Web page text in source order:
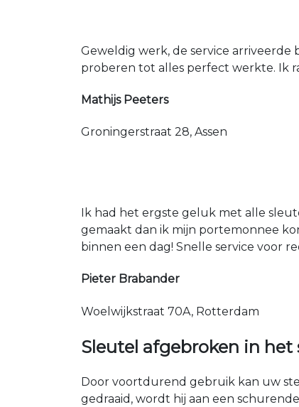
Geweldig werk, de service
proberen tot alles perfect werkte. Ik
Mathijs Peeters
Groningerstraat 28, Assen
Ik had het ergste geluk met alle
gemaakt dan ik mijn portemonnee
binnen een dag! Snelle service voor
Pieter Brabander
Woelwijkstraat 70A, Rotterdam
Sleutel afgebroken in het
Door voortdurend gebruik kan uw
gedraaid, wordt hij aan een